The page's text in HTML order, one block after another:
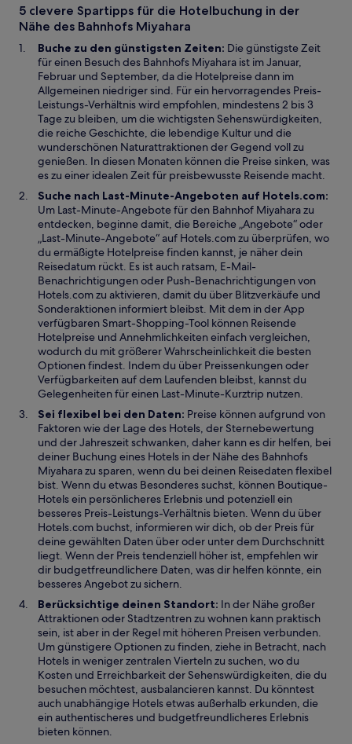
f
f
n
e
t
u
e
F
e
n
s
t
e
r
g
e
ö
f
f
n
e
t
5 clevere Spartipps für die Hotelbuchung in der
Nähe des Bahnhofs Miyahara
Buche zu den günstigsten Zeiten: Die günstigste Zeit
für einen Besuch des Bahnhofs Miyahara ist im Januar,
Februar und September, da die Hotelpreise dann im
Allgemeinen niedriger sind. Für ein hervorragendes Preis-
Leistungs-Verhältnis wird empfohlen, mindestens 2 bis 3
Tage zu bleiben, um die wichtigsten Sehenswürdigkeiten,
die reiche Geschichte, die lebendige Kultur und die
wunderschönen Naturattraktionen der Gegend voll zu
genießen. In diesen Monaten können die Preise sinken, was
es zu einer idealen Zeit für preisbewusste Reisende macht.
Suche nach Last-Minute-Angeboten auf Hotels.com:
Um Last-Minute-Angebote für den Bahnhof Miyahara zu
entdecken, beginne damit, die Bereiche „Angebote“ oder
„Last-Minute-Angebote“ auf Hotels.com zu überprüfen, wo
du ermäßigte Hotelpreise finden kannst, je näher dein
Reisedatum rückt. Es ist auch ratsam, E-Mail-
Benachrichtigungen oder Push-Benachrichtigungen von
Hotels.com zu aktivieren, damit du über Blitzverkäufe und
Sonderaktionen informiert bleibst. Mit dem in der App
verfügbaren Smart-Shopping-Tool können Reisende
Hotelpreise und Annehmlichkeiten einfach vergleichen,
wodurch du mit größerer Wahrscheinlichkeit die besten
Optionen findest. Indem du über Preissenkungen oder
Verfügbarkeiten auf dem Laufenden bleibst, kannst du
Gelegenheiten für einen Last-Minute-Kurztrip nutzen.
Sei flexibel bei den Daten: Preise können aufgrund von
Faktoren wie der Lage des Hotels, der Sternebewertung
und der Jahreszeit schwanken, daher kann es dir helfen, bei
deiner Buchung eines Hotels in der Nähe des Bahnhofs
Miyahara zu sparen, wenn du bei deinen Reisedaten flexibel
bist. Wenn du etwas Besonderes suchst, können Boutique-
Hotels ein persönlicheres Erlebnis und potenziell ein
besseres Preis-Leistungs-Verhältnis bieten. Wenn du über
Hotels.com buchst, informieren wir dich, ob der Preis für
deine gewählten Daten über oder unter dem Durchschnitt
liegt. Wenn der Preis tendenziell höher ist, empfehlen wir
dir budgetfreundlichere Daten, was dir helfen könnte, ein
besseres Angebot zu sichern.
Berücksichtige deinen Standort: In der Nähe großer
Attraktionen oder Stadtzentren zu wohnen kann praktisch
sein, ist aber in der Regel mit höheren Preisen verbunden.
Um günstigere Optionen zu finden, ziehe in Betracht, nach
Hotels in weniger zentralen Vierteln zu suchen, wo du
Kosten und Erreichbarkeit der Sehenswürdigkeiten, die du
besuchen möchtest, ausbalancieren kannst. Du könntest
auch unabhängige Hotels etwas außerhalb erkunden, die
ein authentischeres und budgetfreundlicheres Erlebnis
bieten können.